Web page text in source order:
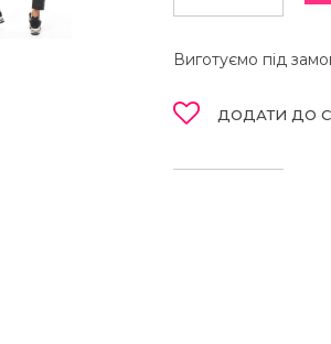
Виготуємо під
ДОДАТИ ДО